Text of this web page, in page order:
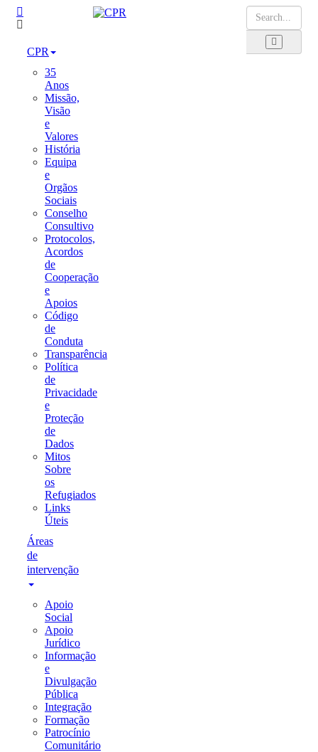
CPR
35
Anos
Missão,
Visão
e
Valores
História
Equipa
e
Orgãos
Sociais
Conselho
Consultivo
Protocolos,
Acordos
de
Cooperação
e
Apoios
Código
de
Conduta
Transparência
Política
de
Privacidade
e
Proteção
de
Dados
Mitos
Sobre
os
Refugiados
Links
Úteis
Áreas
de
intervenção
Apoio
Social
Apoio
Jurídico
Informação
e
Divulgação
Pública
Integração
Formação
Patrocínio
Comunitário